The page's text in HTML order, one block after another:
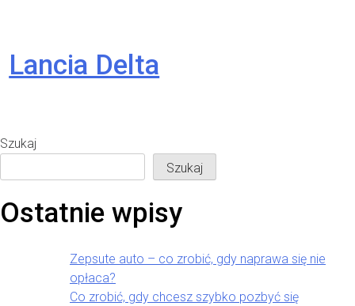
Lancia Delta
Szukaj
Szukaj
Ostatnie wpisy
Zepsute auto – co zrobić, gdy naprawa się nie
opłaca?
Co zrobić, gdy chcesz szybko pozbyć się